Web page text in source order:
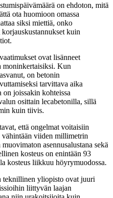
on ehdoton, mitä
ota huomioon omassa
siksi miettiä, onko
kuin
ovat lisänneet
moninkertaisiksi. Kun
on betonin
tarvittava aika
joissakin kohteissa
osittain lecabetonilla, sillä
kuin tiivis.
että ongelmat voitaisiin
vähintään viiden millimetrin
asennusalustana sekä
kosteus on enintään 93
kosteus liikkuu höyrymuodossa.
teknillinen yliopisto ovat juuri
liittyvän laajan